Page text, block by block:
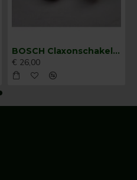
BOSCH Claxonschakelaar opbouw ⌀26 mm 0343007001
€ 26,00